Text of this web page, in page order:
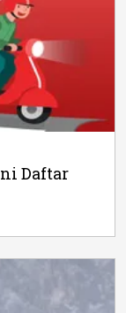
Daftar